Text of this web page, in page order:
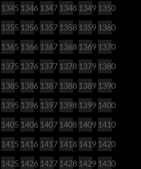
1345 1346 1347 1348 1349 1350
1355 1356 1357 1358 1359 1360
1365 1366 1367 1368 1369 1370
1375 1376 1377 1378 1379 1380
1385 1386 1387 1388 1389 1390
1395 1396 1397 1398 1399 1400
1405 1406 1407 1408 1409 1410
1415 1416 1417 1418 1419 1420
1425 1426 1427 1428 1429 1430